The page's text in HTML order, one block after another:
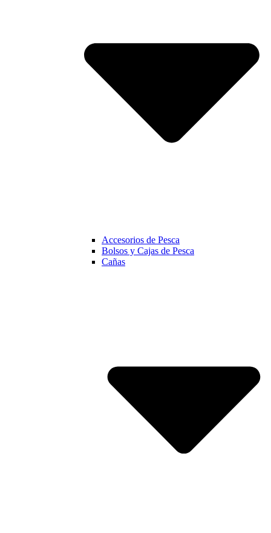
Accesorios de Pesca
Bolsos y Cajas de Pesca
Cañas